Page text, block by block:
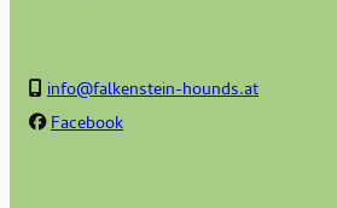
info@falkenstein-hounds.at
Facebook